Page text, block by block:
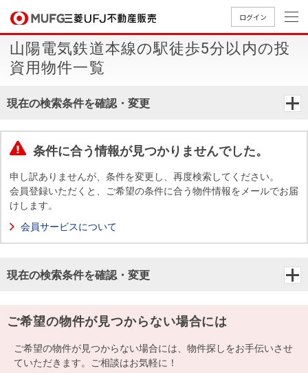
ログイン
買いたいTOP
中古
マン
ンを
築・
を探
投
事業
売りたいTOP
無
料
定
却
時手
店舗案内TOP
店舗のご
案内（首
案内（名
案内（関
会社情報TOP
ごあいさ
つ
要
Way
経営ビジ
組織図
沿革
本社地
図
ニュース
リリース
採用情報TOP
新卒採用
情報
採用情報
買いたい
売りたい
店舗案内
会社情報
採用情報
会員ページ
山陽電気鉄道本線の駅徒歩5分以内の投
資用物件一覧
現在の検索条件を確認・変更
条件に合う情報が見つかりませんでした。
申し訳ありませんが、条件を変更し、再度検索してください。
会員登録いただくと、ご希望の条件に合う物件情報をメールでお届
けします。
会員サービスについて
現在の検索条件を確認・変更
ご希望の物件が見つからない場合には
ご希望の物件が見つからない場合には、物件探しをお手伝いさせ
ていただきます。ご相談はお気軽に！